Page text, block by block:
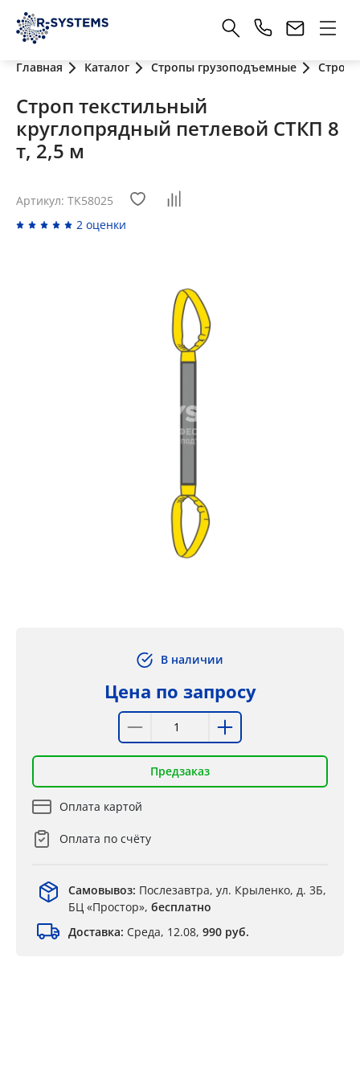
Главная Каталог Стропы грузоподъемные
Строп текстильный
круглопрядный петлевой СТКП 8
т, 2,5 м
Артикул: TK58025
2 оценки
В наличии
Цена по запросу
Предзаказ
Оплата картой
Оплата по счёту
Самовывоз: Послезавтра, ул. Крыленко, д. 3Б,
БЦ «Простор», бесплатно
Доставка: Среда, 12.08, 990 руб.